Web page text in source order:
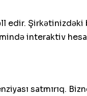
interaktiv
satmırıq.